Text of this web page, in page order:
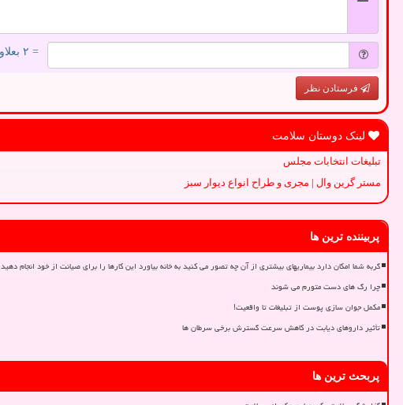
= ۲ بعلاوه ۳
فرستادن نظر
لینک دوستان سلامت
تبلیغات انتخابات مجلس
مستر گرین وال | مجری و طراح انواع دیوار سبز
پربیننده ترین ها
گربه شما امکان دارد بیماریهای بیشتری از آن چه تصور می کنید به خانه بیاورد این کارها را برای صیانت از خود انجام دهید
چرا رگ های دست متورم می شوند
مکمل جوان سازی پوست از تبلیغات تا واقعیت!
تأثیر داروهای دیابت در کاهش سرعت گسترش برخی سرطان ها
پربحث ترین ها